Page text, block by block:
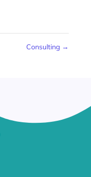
Consulting →